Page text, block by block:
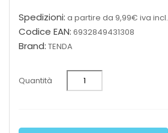
Spedizioni: a partire da 9,99€ iva incl.
Codice EAN: 6932849431308
Brand: TENDA
Quantità